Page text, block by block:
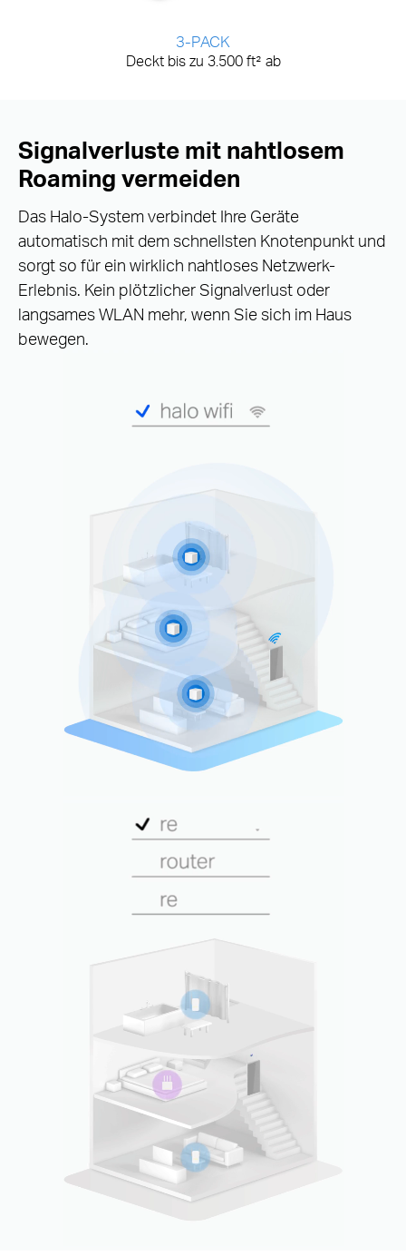
3-PACK
Deckt bis zu 3.500 ft² ab
Signalverluste mit nahtlosem
Roaming vermeiden
Das Halo-System verbindet Ihre Geräte
automatisch mit dem schnellsten Knotenpunkt und
sorgt so für ein wirklich nahtloses Netzwerk-
Erlebnis. Kein plötzlicher Signalverlust oder
langsames WLAN mehr, wenn Sie sich im Haus
bewegen.